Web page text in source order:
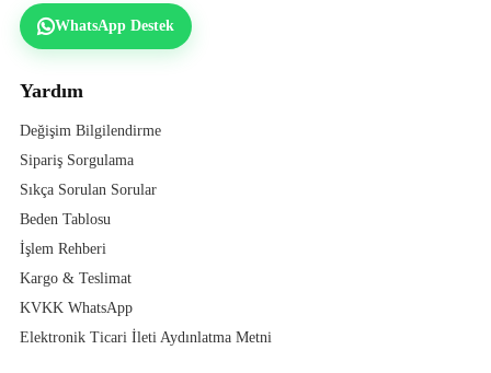
WhatsApp Destek
Yardım
Değişim Bilgilendirme
Sipariş Sorgulama
Sıkça Sorulan Sorular
Beden Tablosu
İşlem Rehberi
Kargo & Teslimat
KVKK WhatsApp
Elektronik Ticari İleti Aydınlatma Metni